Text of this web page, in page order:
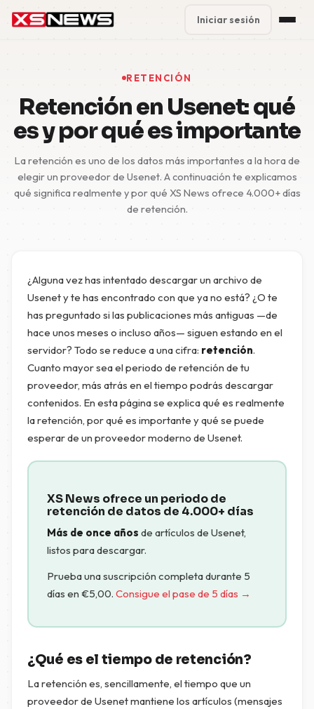
Support
Contact
FAQ
Iniciar sesión
RETENCIÓN
Retención en Usenet: qué
es y por qué es importante
La retención es uno de los datos más importantes a la hora de
elegir un proveedor de Usenet. A continuación te explicamos
qué significa realmente y por qué XS News ofrece 4.000+ días
de retención.
¿Alguna vez has intentado descargar un archivo de
Usenet y te has encontrado con que ya no está? ¿O te
has preguntado si las publicaciones más antiguas —de
hace unos meses o incluso años— siguen estando en el
servidor? Todo se reduce a una cifra: retención.
Cuanto mayor sea el periodo de retención de tu
proveedor, más atrás en el tiempo podrás descargar
contenidos. En esta página se explica qué es realmente
la retención, por qué es importante y qué se puede
esperar de un proveedor moderno de Usenet.
XS News ofrece un periodo de
retención de datos de 4.000+ días
Más de once años de artículos de Usenet,
listos para descargar.
Prueba una suscripción completa durante 5
días en €5,00. Consigue el pase de 5 días →
¿Qué es el tiempo de retención?
La retención es, sencillamente, el tiempo que un
proveedor de Usenet mantiene los artículos (mensajes